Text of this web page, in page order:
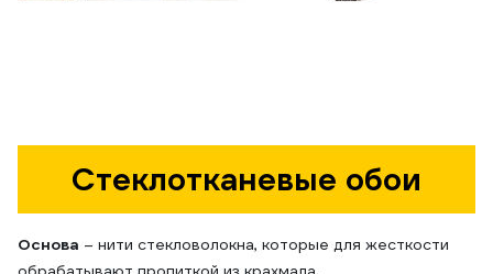
Стеклотканевые обои
Основа – нити стекловолокна, которые для жесткости